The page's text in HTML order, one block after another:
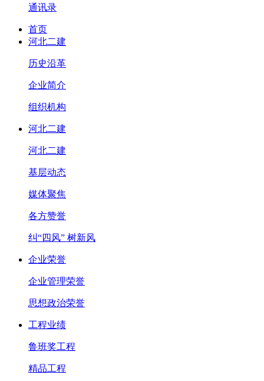
通讯录
首页
河北二建
历史沿革
企业简介
组织机构
河北二建
河北二建
基层动态
媒体聚焦
各方赞誉
纠“四风” 树新风
企业荣誉
企业管理荣誉
思想政治荣誉
工程业绩
鲁班奖工程
精品工程